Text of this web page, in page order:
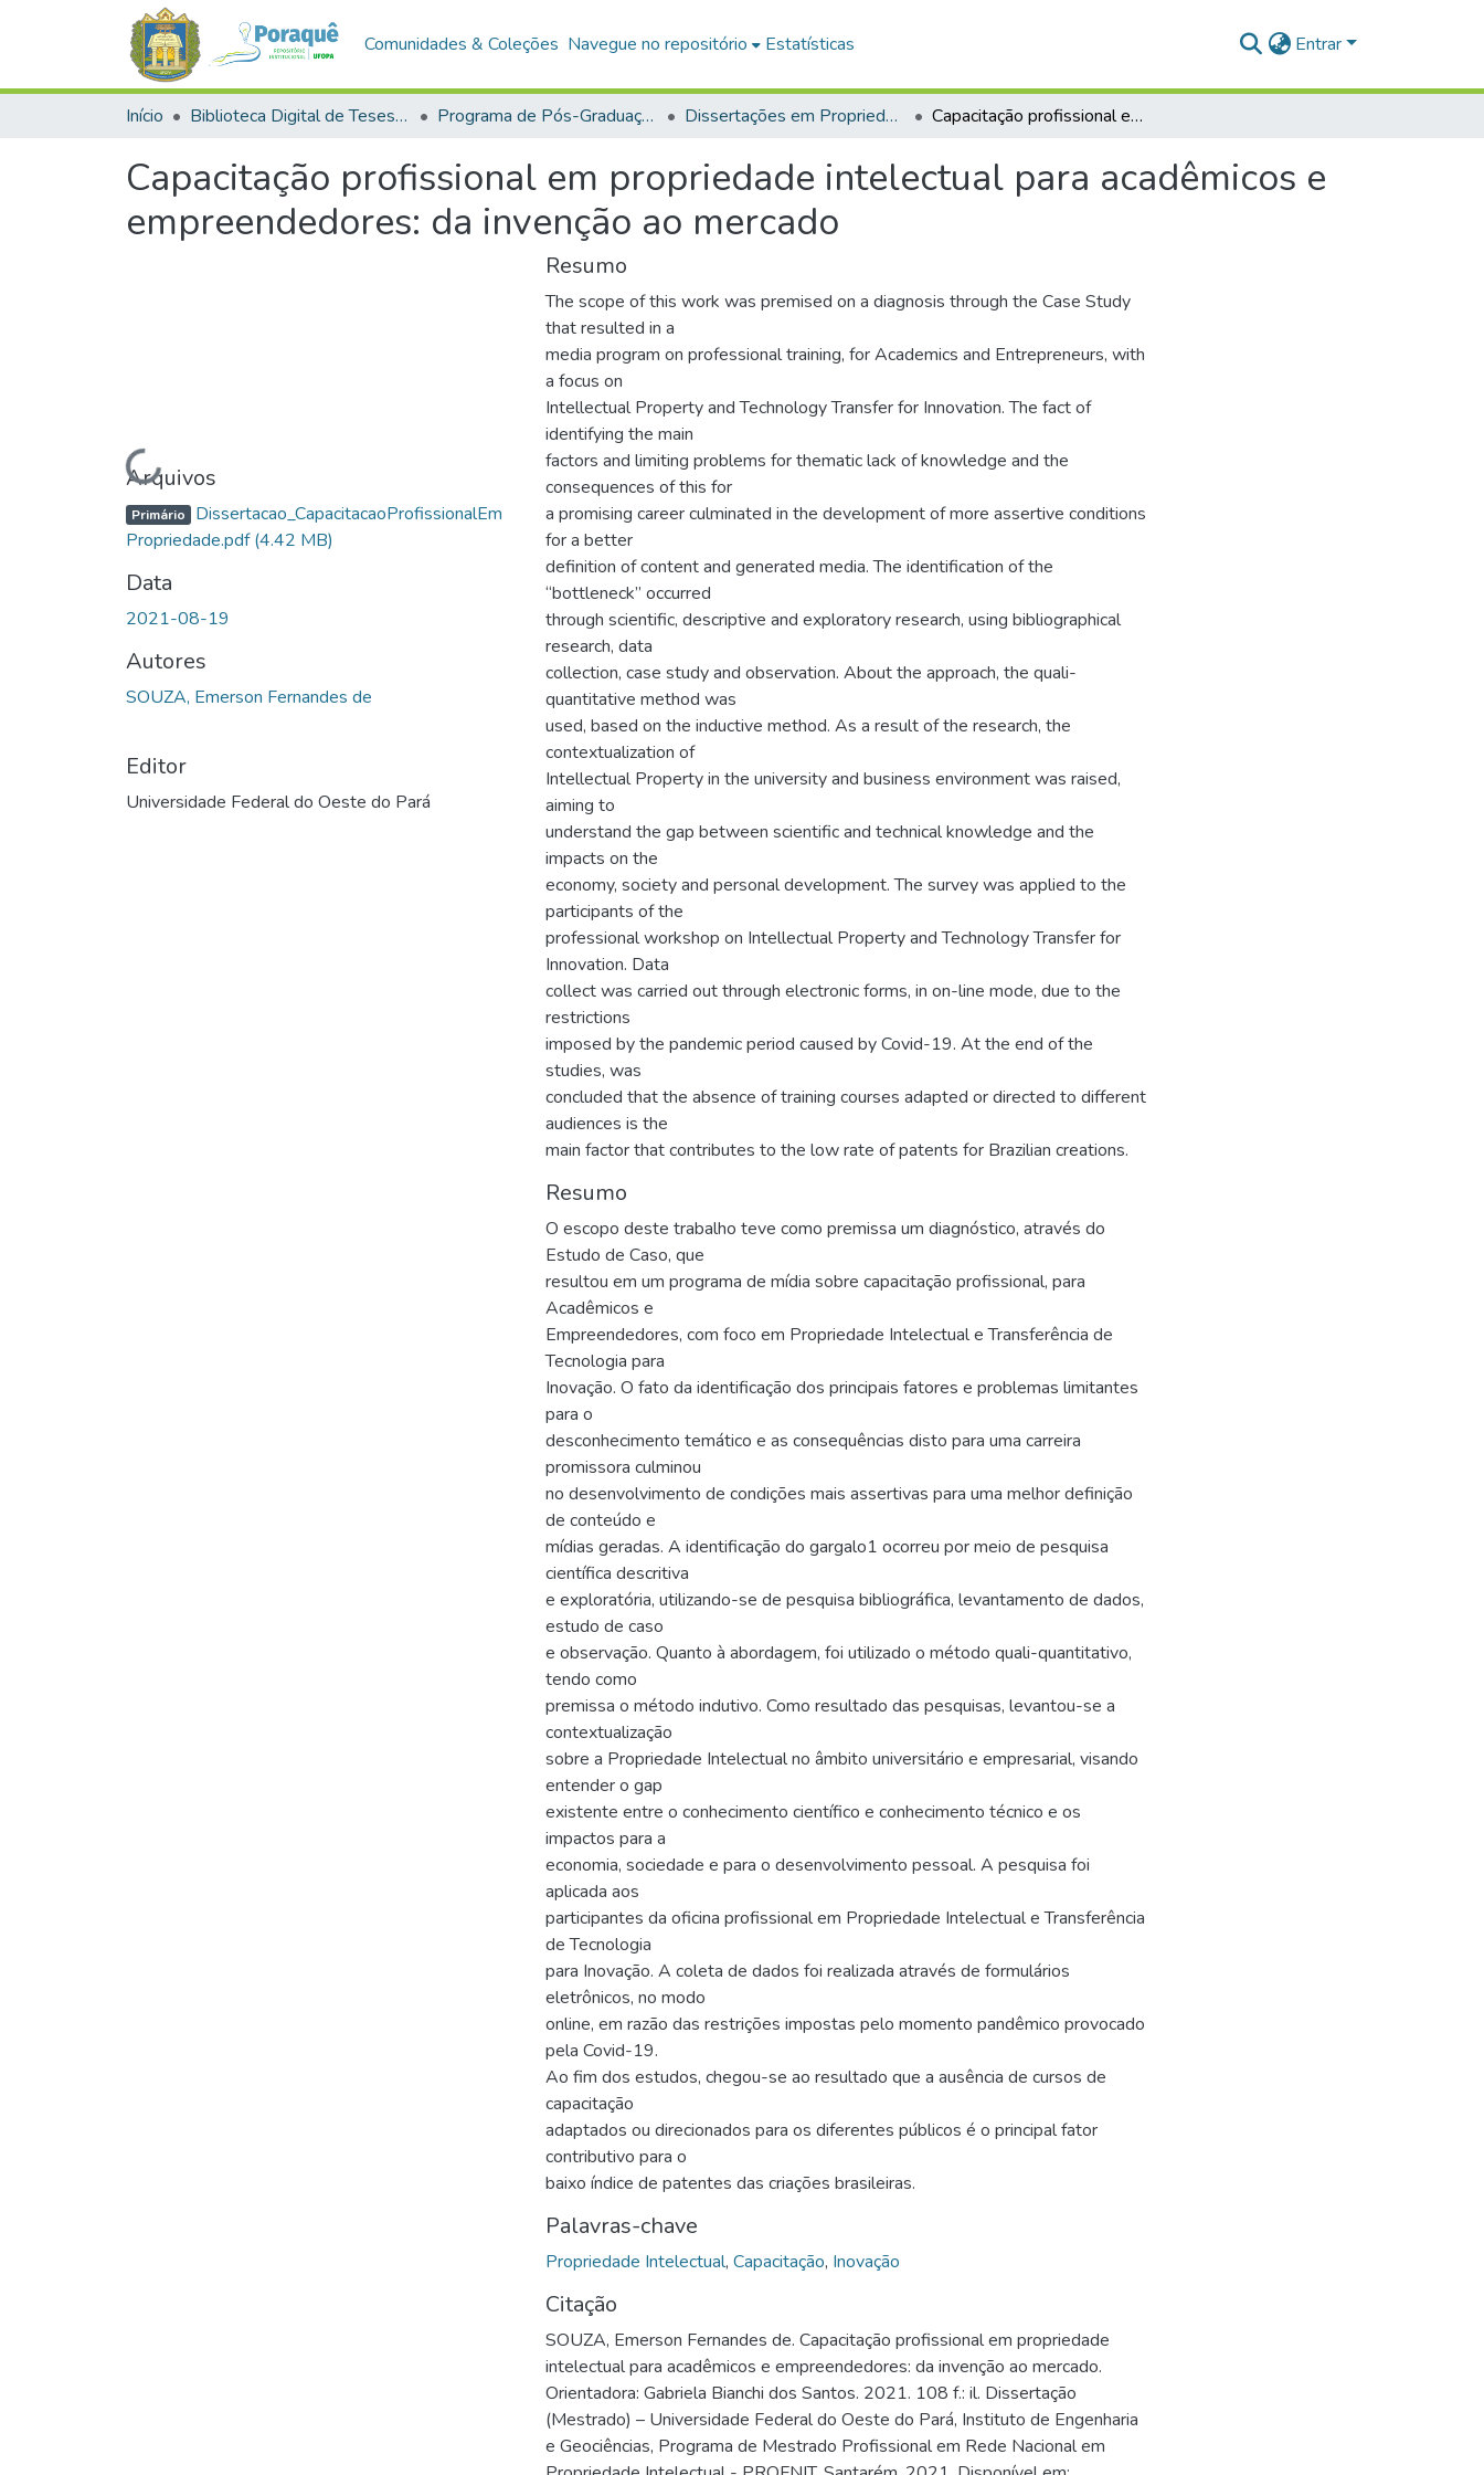
Comunidades & Coleções Navegue no repositório Estatísticas Entrar
Início Biblioteca Digital de Teses e Dissertações (BDTD) Programa de Pós-Graduação em Propriedade Intelectual e Transferência de Tecnologia para a Inovação (PROFINT) Dissertações em Propriedade Intelectual e Transferência de Tecnologia para a Inovação (Mestrado Profissional) Capacitação profissional em propriedade intelectual para acadêmicos e empreendedores: da invenção ao mercado
Capacitação profissional em propriedade intelectual para acadêmicos e
empreendedores: da invenção ao mercado
Carregando...Arquivos
Primário Dissertacao_CapacitacaoProfissionalEm
Propriedade.pdf(4.42 MB)
Data
2021-08-19
Autores
SOUZA, Emerson Fernandes de
Editor
Universidade Federal do Oeste do Pará
Resumo
The scope of this work was premised on a diagnosis through the Case Study
that resulted in a
media program on professional training, for Academics and Entrepreneurs, with
a focus on
Intellectual Property and Technology Transfer for Innovation. The fact of
identifying the main
factors and limiting problems for thematic lack of knowledge and the
consequences of this for
a promising career culminated in the development of more assertive conditions
for a better
definition of content and generated media. The identification of the
“bottleneck” occurred
through scientific, descriptive and exploratory research, using bibliographical
research, data
collection, case study and observation. About the approach, the quali-
quantitative method was
used, based on the inductive method. As a result of the research, the
contextualization of
Intellectual Property in the university and business environment was raised,
aiming to
understand the gap between scientific and technical knowledge and the
impacts on the
economy, society and personal development. The survey was applied to the
participants of the
professional workshop on Intellectual Property and Technology Transfer for
Innovation. Data
collect was carried out through electronic forms, in on-line mode, due to the
restrictions
imposed by the pandemic period caused by Covid-19. At the end of the
studies, was
concluded that the absence of training courses adapted or directed to different
audiences is the
main factor that contributes to the low rate of patents for Brazilian creations.
Resumo
O escopo deste trabalho teve como premissa um diagnóstico, através do
Estudo de Caso, que
resultou em um programa de mídia sobre capacitação profissional, para
Acadêmicos e
Empreendedores, com foco em Propriedade Intelectual e Transferência de
Tecnologia para
Inovação. O fato da identificação dos principais fatores e problemas limitantes
para o
desconhecimento temático e as consequências disto para uma carreira
promissora culminou
no desenvolvimento de condições mais assertivas para uma melhor definição
de conteúdo e
mídias geradas. A identificação do gargalo1 ocorreu por meio de pesquisa
científica descritiva
e exploratória, utilizando-se de pesquisa bibliográfica, levantamento de dados,
estudo de caso
e observação. Quanto à abordagem, foi utilizado o método quali-quantitativo,
tendo como
premissa o método indutivo. Como resultado das pesquisas, levantou-se a
contextualização
sobre a Propriedade Intelectual no âmbito universitário e empresarial, visando
entender o gap
existente entre o conhecimento científico e conhecimento técnico e os
impactos para a
economia, sociedade e para o desenvolvimento pessoal. A pesquisa foi
aplicada aos
participantes da oficina profissional em Propriedade Intelectual e Transferência
de Tecnologia
para Inovação. A coleta de dados foi realizada através de formulários
eletrônicos, no modo
online, em razão das restrições impostas pelo momento pandêmico provocado
pela Covid-19.
Ao fim dos estudos, chegou-se ao resultado que a ausência de cursos de
capacitação
adaptados ou direcionados para os diferentes públicos é o principal fator
contributivo para o
baixo índice de patentes das criações brasileiras.
Palavras-chave
Propriedade Intelectual, Capacitação, Inovação
Citação
SOUZA, Emerson Fernandes de. Capacitação profissional em propriedade
intelectual para acadêmicos e empreendedores: da invenção ao mercado.
Orientadora: Gabriela Bianchi dos Santos. 2021. 108 f.: il. Dissertação
(Mestrado) – Universidade Federal do Oeste do Pará, Instituto de Engenharia
e Geociências, Programa de Mestrado Profissional em Rede Nacional em